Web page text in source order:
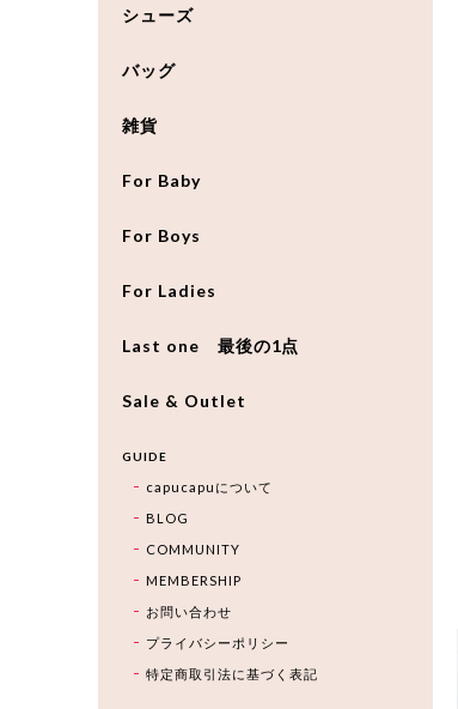
シューズ
バッグ
雑貨
For Baby
For Boys
For Ladies
Last one 最後の1点
Sale & Outlet
GUIDE
capucapuについて
BLOG
COMMUNITY
MEMBERSHIP
お問い合わせ
プライバシーポリシー
特定商取引法に基づく表記